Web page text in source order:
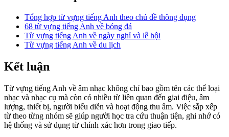
Tổng hợp từ vựng tiếng Anh theo chủ đề thông dụng
68 từ vựng tiếng Anh về bóng đá
Từ vựng tiếng Anh về ngày nghỉ và lễ hội
Từ vựng tiếng Anh về du lịch
Kết luận
Từ vựng tiếng Anh về âm nhạc không chỉ bao gồm tên các thể loại
nhạc và nhạc cụ mà còn có nhiều từ liên quan đến giai điệu, âm
lượng, thiết bị, người biểu diễn và hoạt động thu âm. Việc sắp xếp
từ theo từng nhóm sẽ giúp người học tra cứu thuận tiện, ghi nhớ có
hệ thống và sử dụng từ chính xác hơn trong giao tiếp.